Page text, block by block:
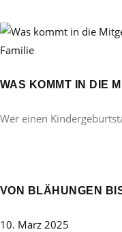
Familie
WAS KOMMT IN DIE
Wer einen
VON BLÄHUNGEN
10. März 2025